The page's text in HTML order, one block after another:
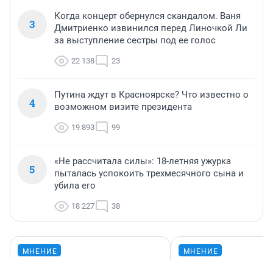
3
Когда концерт обернулся скандалом. Ваня
Дмитриенко извинился перед Линочкой Ли
за выступление сестры под ее голос
22 138 23
4
Путина ждут в Красноярске? Что известно о
возможном визите президента
19 893 99
5
«Не рассчитала силы»: 18-летняя ужурка
пыталась успокоить трехмесячного сына и
убила его
18 227 38
МНЕНИЕ МНЕНИЕ